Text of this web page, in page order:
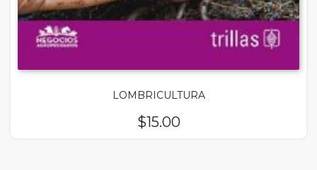
LOMBRICULTURA
$15.00